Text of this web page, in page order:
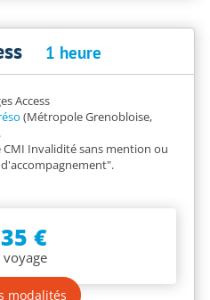
1 heure
Access
(Métropole Grenobloise,
Invalidité sans mention ou
€
voyage
modalités